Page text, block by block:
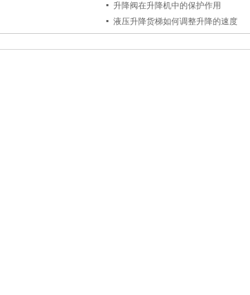
升降阀在升降机中的保护作用
液压升降货梯如何调整升降的速度